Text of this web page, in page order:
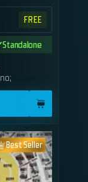
FREE
Standalone
Best Seller